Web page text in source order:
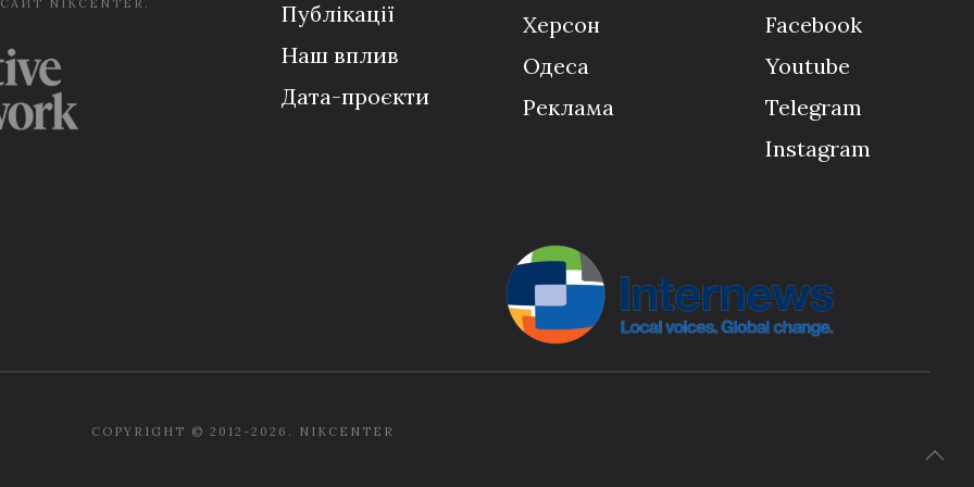
NIKCENTER.
Публікації
Наш вплив
Дата-проєкти
Херсон
Одеса
Реклама
Facebook
Youtube
Telegram
Instagram
COPYRIGHT © 2012-2026. NIKCENTER